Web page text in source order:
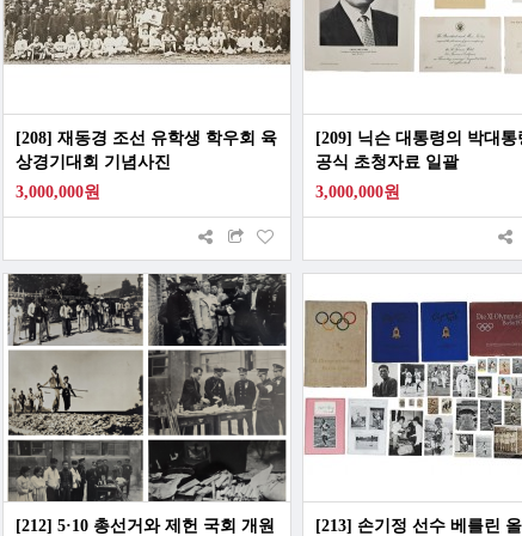
[208] 재동경 조선 유학생 학우회 육
상경기대회 기념사진
3,000,000원
[209] 닉슨 대통령의 박대통
공식 초청자료 일괄
3,000,000원
[212] 5·10 총선거와 제헌 국회 개원
[213] 손기정 선수 베를린